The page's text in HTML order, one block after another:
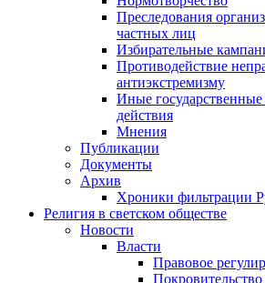
Преследования
частных лиц
Избирательные
Противодействие
антиэкстремизму
Иные
действия
Мнения
Публикации
Документы
Архив
Хроники фильтрации
Религия в светском обществе
Новости
Власти
Правовое
Покровительство